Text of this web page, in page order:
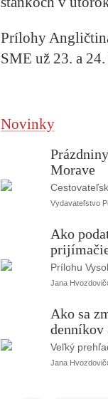
Prílohy
SME už 23. a
Novinky
Morave
Vydavateľstvo
Ako
Prílohu
Jana
Ako sa
denníkov
Veľký
Jana